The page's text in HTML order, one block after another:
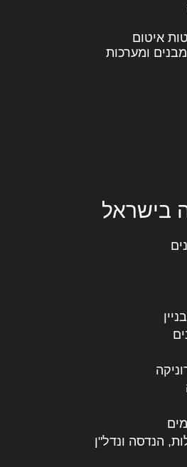
איטום
ומערכות
בישראל
הנדסה ונדל"ן